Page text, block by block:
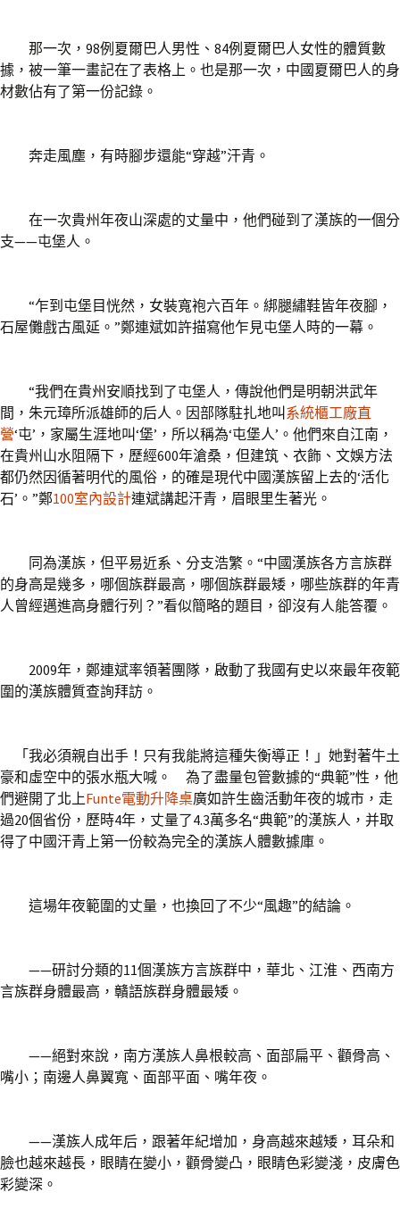
那一次，98例夏爾巴人男性、84例夏爾巴人女性的體質數
據，被一筆一畫記在了表格上。也是那一次，中國夏爾巴人的身
材數佔有了第一份記錄。
奔走風塵，有時腳步還能“穿越”汗青。
在一次貴州年夜山深處的丈量中，他們碰到了漢族的一個分
支——屯堡人。
“乍到屯堡目恍然，女裝寬袍六百年。綁腿繡鞋皆年夜腳，
石屋儺戲古風延。”鄭連斌如許描寫他乍見屯堡人時的一幕。
“我們在貴州安順找到了屯堡人，傳說他們是明朝洪武年
間，朱元璋所派雄師的后人。因部隊駐扎地叫 系統櫃工廠直
營‘屯’，家屬生涯地叫‘堡’，所以稱為‘屯堡人’。他們來自江南，
在貴州山水阻隔下，歷經600年滄桑，但建筑、衣飾、文娛方法
都仍然因循著明代的風俗，的確是現代中國漢族留上去的‘活化
石’。”鄭100室內設計連斌講起汗青，眉眼里生著光。
同為漢族，但平易近系、分支浩繁。“中國漢族各方言族群
的身高是幾多，哪個族群最高，哪個族群最矮，哪些族群的年青
人曾經邁進高身體行列？”看似簡略的題目，卻沒有人能答覆。
2009年，鄭連斌率領著團隊，啟動了我國有史以來最年夜範
圍的漢族體質查詢拜訪。
「我必須親自出手！只有我能將這種失衡導正！」她對著牛土
豪和虛空中的張水瓶大喊。 為了盡量包管數據的“典範”性，他
們避開了北上Funte電動升降桌廣如許生齒活動年夜的城市，走
過20個省份，歷時4年，丈量了4.3萬多名“典範”的漢族人，并取
得了中國汗青上第一份較為完全的漢族人體數據庫。
這場年夜範圍的丈量，也換回了不少“風趣”的結論。
——研討分類的11個漢族方言族群中，華北、江淮、西南方
言族群身體最高，贛語族群身體最矮。
——絕對來說，南方漢族人鼻根較高、面部扁平、顴骨高、
嘴小；南邊人鼻翼寬、面部平面、嘴年夜。
——漢族人成年后，跟著年紀增加，身高越來越矮，耳朵和
臉也越來越長，眼睛在變小，顴骨變凸，眼睛色彩變淺，皮膚色
彩變深。